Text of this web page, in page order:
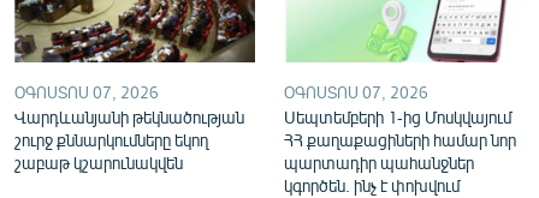
ՕԳՈՍՏՈՍ 07, 2026
Վարդևանյանի թեկնածության
շուրջ քննարկումները եկող
շաբաթ կշարունակվեն
ՕԳՈՍՏՈՍ 07, 2026
Սեպտեմբերի 1-ից Մոսկվայում
ՀՀ քաղաքացիների համար նոր
պարտադիր պահանջներ
կգործեն. ինչ է փոխվում